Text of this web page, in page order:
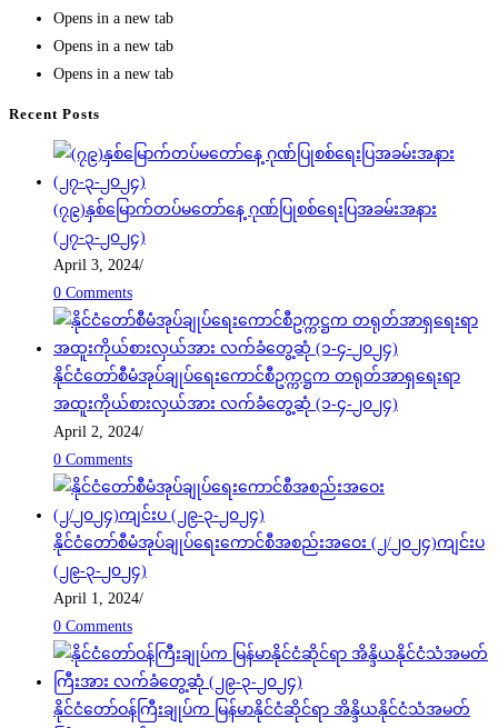
Opens in a new tab
Opens in a new tab
Opens in a new tab
Recent Posts
(၇၉)နှစ်မြောက်တပ်မတော်နေ့ ဂုဏ်ပြုစစ်ရေးပြအခမ်းအနား
(၂၇-၃-၂၀၂၄)
April 3, 2024/
0 Comments
နိုင်ငံတော်စီမံအုပ်ချုပ်ရေးကောင်စီဥက္ကဋ္ဌက တရုတ်အာရှရေးရာ
အထူးကိုယ်စားလှယ်အား လက်ခံတွေ့ဆုံ (၁-၄-၂၀၂၄)
April 2, 2024/
0 Comments
နိုင်ငံတော်စီမံအုပ်ချုပ်ရေးကောင်စီအစည်းအဝေး (၂/၂၀၂၄)ကျင်းပ
(၂၉-၃-၂၀၂၄)
April 1, 2024/
0 Comments
နိုင်ငံတော်ဝန်ကြီးချုပ်က မြန်မာနိုင်ငံဆိုင်ရာ အိန္ဒိယနိုင်ငံသံအမတ်